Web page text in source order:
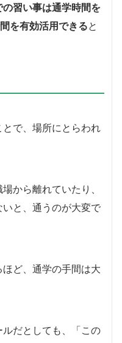
習い事は通学時間を
を有効活用できると
で、場所にとらわれ
から離れていたり、
と、通うのが大変で
ど、通学の手間は大
だとしても、「この